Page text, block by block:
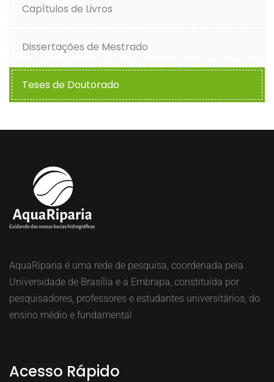
Capítulos de Livros
Dissertações de Mestrado
Teses de Doutorado
AquaRiparia é uma rede de pesquisa, coordenada pela
Universidade de Brasília e a Embrapa, constituída por
pesquisadores, professores e estudantes universitários, do
ensino médio e fundamental
Acesso Rápido